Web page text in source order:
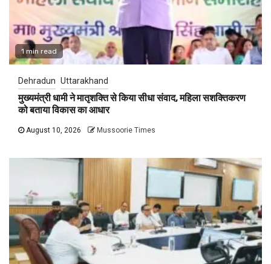
1 min read
Dehradun Uttarakhand
मुख्यमंत्री धामी ने मातृशक्ति से किया सीधा संवाद, महिला सशक्तिकरण
को बताया विकास का आधार
August 10, 2026 Mussoorie Times